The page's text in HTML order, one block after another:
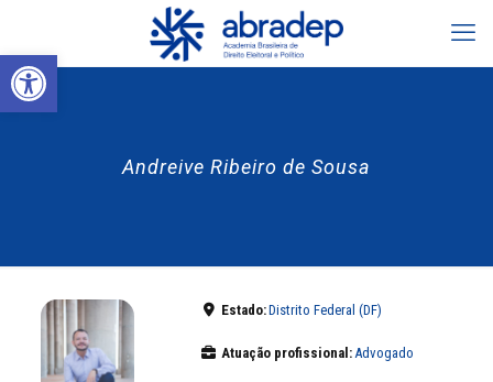
Abrir a barra de ferramentas
Andreive Ribeiro de Sousa
Estado:Distrito Federal (DF)
Atuação profissional:Advogado